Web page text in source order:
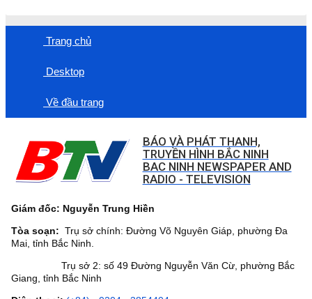
Trang chủ
Desktop
Về đầu trang
BÁO VÀ PHÁT THANH,
TRUYỀN HÌNH BẮC NINH
BAC NINH NEWSPAPER AND
RADIO - TELEVISION
Giám đốc: Nguyễn Trung Hiền
Tòa soạn: Trụ sở chính: Đường Võ Nguyên Giáp, phường Đa
Mai, tỉnh Bắc Ninh.
Trụ sở 2: số 49 Đường Nguyễn Văn Cừ, phường Bắc
Giang, tỉnh Bắc Ninh